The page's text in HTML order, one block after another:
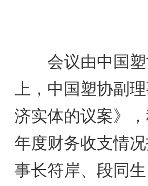
会议由中国塑
上，中国塑协副
济实体的议案》
年度财务收支情
事长符岸、段同